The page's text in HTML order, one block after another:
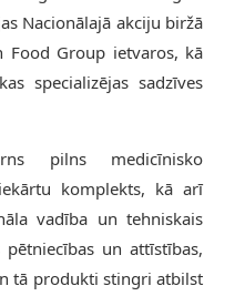
Nacionālajā akciju biržā
Food Group ietvaros, kā
specializējas sadzīves
pilns medicīnisko
komplekts, kā arī
vadība un tehniskais
un attīstības,
tā produkti stingri atbilst